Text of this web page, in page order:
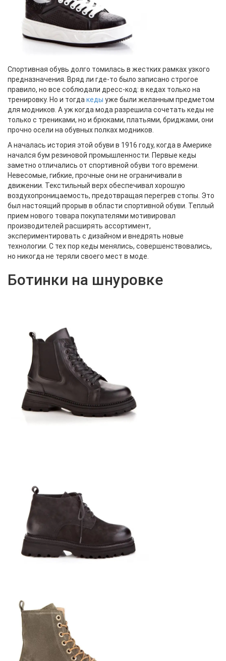
Спортивная обувь долго томилась в жестких рамках узкого
предназначения. Вряд ли где-то было записано строгое
правило, но все соблюдали дресс-код: в кедах только на
тренировку. Но и тогда кеды уже были желанным предметом
для модников. А уж когда мода разрешила сочетать кеды не
только с трениками, но и брюками, платьями, бриджами, они
прочно осели на обувных полках модников.
А началась история этой обуви в 1916 году, когда в Америке
начался бум резиновой промышленности. Первые кеды
заметно отличались от спортивной обуви того времени.
Невесомые, гибкие, прочные они не ограничивали в
движении. Текстильный верх обеспечивал хорошую
воздухопроницаемость, предотвращая перегрев стопы. Это
был настоящий прорыв в области спортивной обуви. Теплый
прием нового товара покупателями мотивировал
производителей расширять ассортимент,
экспериментировать с дизайном и внедрять новые
технологии. С тех пор кеды менялись, совершенствовались,
но никогда не теряли своего мест в моде.
Ботинки на шнуровке